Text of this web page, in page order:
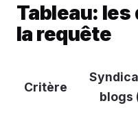
Tableau: les
la requête
Critère
blogs